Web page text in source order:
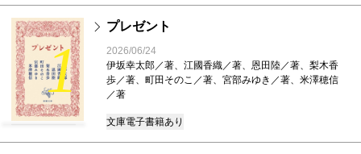
1
プレゼント
2026/06/24
伊坂幸太郎／著、江國香織／著、恩田陸／著、梨木香
歩／著、町田そのこ／著、宮部みゆき／著、米澤穂信
／著
文庫電子書籍あり